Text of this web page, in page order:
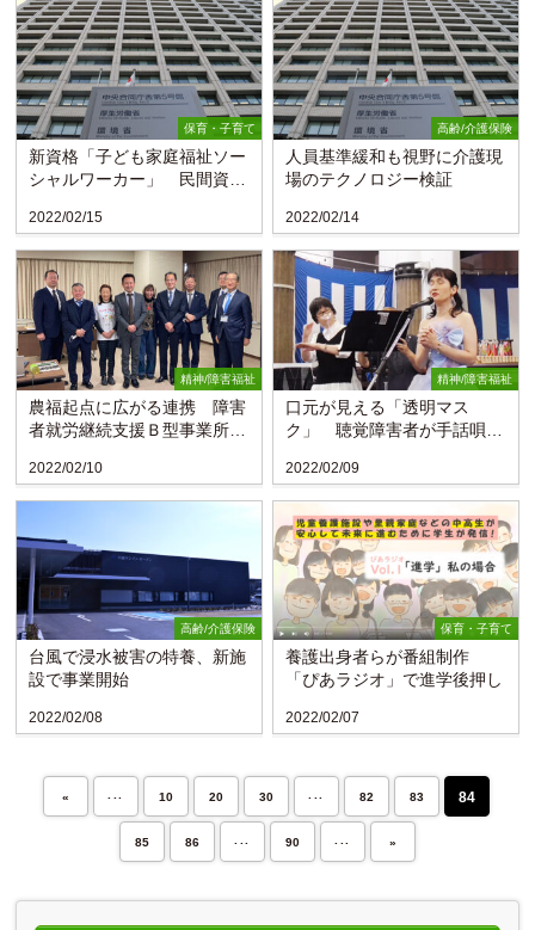
保育・子育て
新資格「子ども家庭福祉ソー
シャルワーカー」 民間資格
2022/02/15
高齢/介護保険
人員基準緩和も視野に介護現
場のテクノロジー検証
2022/02/14
精神/障害福祉
農福起点に広がる連携 障害
者就労継続支援Ｂ型事業所が
2022/02/10
精神/障害福祉
口元が見える「透明マス
ク」 聴覚障害者が手話唄で
2022/02/09
高齢/介護保険
台風で浸水被害の特養、新施
設で事業開始
2022/02/08
保育・子育て
養護出身者らが番組制作
「ぴあラジオ」で進学後押し
2022/02/07
« 10 20 30 82 83 84
85 86 90 »